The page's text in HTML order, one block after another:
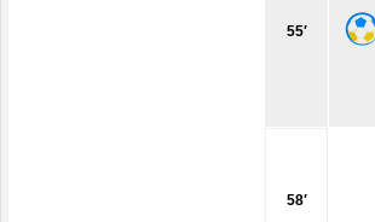
55′
58′